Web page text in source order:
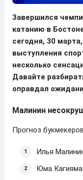
Завершился
катанию в
сегодня, 30
выступления
несколько
Давайте
оправдал
Малинин
Прогноз
Илья
Юма